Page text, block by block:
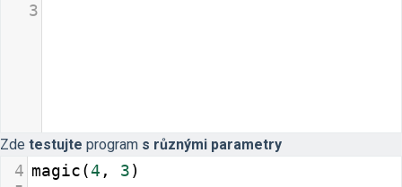
3
Zde testujte program s různými parametry
4 magic(4 , 3)